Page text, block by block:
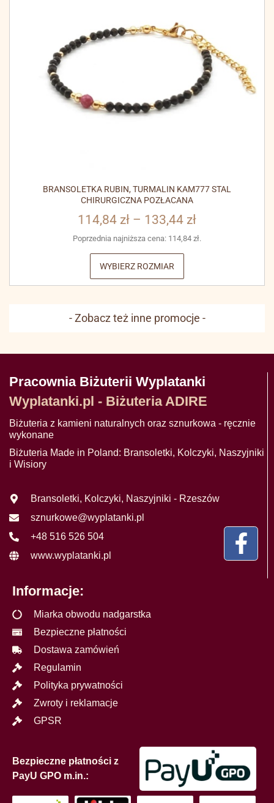
BRANSOLETKA RUBIN, TURMALIN KAM777 STAL
CHIRURGICZNA POZŁACANA
114,84 zł – 133,44 zł
Poprzednia najniższa cena: 114,84 zł.
WYBIERZ ROZMIAR
- Zobacz też inne promocje -
Pracownia Biżuterii Wyplatanki
Wyplatanki.pl - Biżuteria ADIRE
Biżuteria z kamieni naturalnych oraz sznurkowa - ręcznie
wykonane
Biżuteria Made in Poland: Bransoletki, Kolczyki, Naszyjniki
i Wisiory
Bransoletki, Kolczyki, Naszyjniki - Rzeszów
sznurkowe@wyplatanki.pl
+48 516 526 504
www.wyplatanki.pl
Informacje:
Miarka obwodu nadgarstka
Bezpieczne płatności
Dostawa zamówień
Regulamin
Polityka prywatności
Zwroty i reklamacje
GPSR
Bezpieczne płatności z
PayU GPO m.in.: